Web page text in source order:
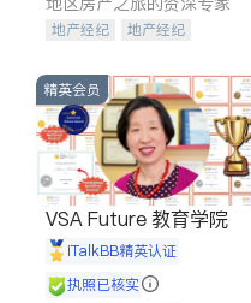
地产经纪
地产经纪
商铺租售
开发商建商
精英会员
VSA Future 教育学院
iTalkBB精英认证
执照已核实